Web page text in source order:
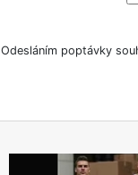
Odesláním poptávky